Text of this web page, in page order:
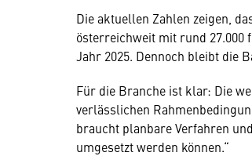
Die aktuellen Zahlen zeigen,
österreichweit mit rund 27.000
Jahr 2025. Dennoch bleibt die
Für die Branche ist klar: Die
verlässlichen
braucht planbare Verfahren
umgesetzt werden können.“